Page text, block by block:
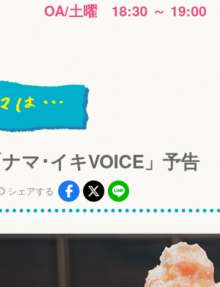
OA/土曜 18:30 ～ 19:00
マ･イキVOICE」予告
シェアする